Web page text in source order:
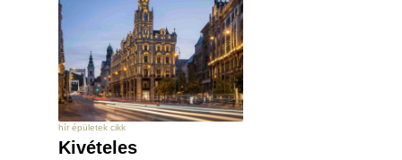
hír épületek cikk
Kivételes